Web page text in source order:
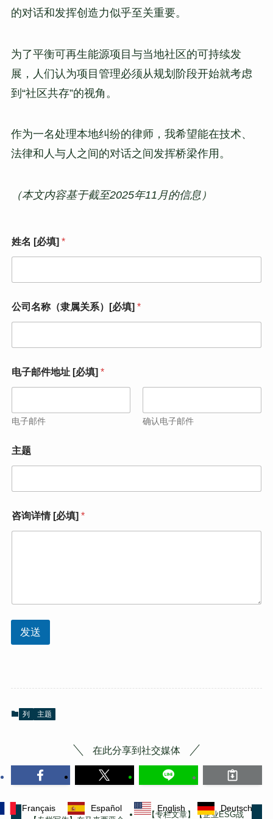
的对话和发挥创造力似乎至关重要。
为了平衡可再生能源项目与当地社区的可持续发
展，人们认为项目管理必须从规划阶段开始就考虑
到“社区共存”的视角。
作为一名处理本地纠纷的律师，我希望能在技术、
法律和人与人之间的对话之间发挥桥梁作用。
（本文内容基于截至2025年11月的信息）
姓名 [必填] *
公司名称（隶属关系）[必填] *
电子邮件地址 [必填] *
电子邮件 确认电子邮件
子
邮
[
必
填
主题
咨询详情 [必填] *
发送
列 主题
在此分享到社交媒体
【专栏文章】【企业ESG战
Deutsch
English
Español
Français